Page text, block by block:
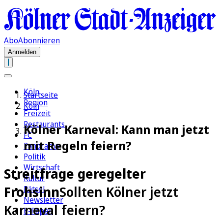
AboAbonnieren
Anmelden
Köln
Region
Freizeit
Restaurants
FC
Panorama
Politik
Wirtschaft
Kultur
Rätsel
Newsletter
E-Paper
Startseite
Köln
Kölner Karneval: Kann man jetzt
mit Regeln feiern?
Streitfrage geregelter
FrohsinnSollten Kölner jetzt
Karneval feiern?